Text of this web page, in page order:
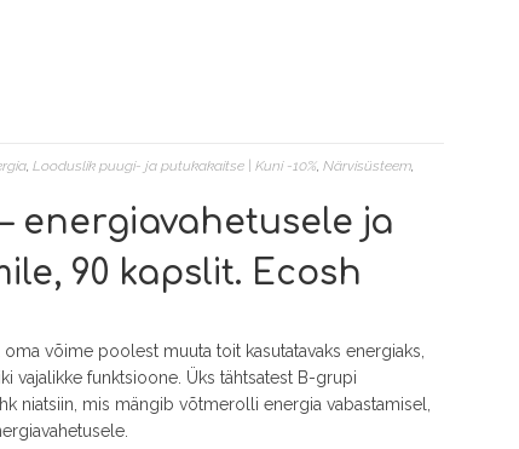
,Looduslik puugi- ja putukakaitse | Kuni -10%,Närvisüsteem,
energiavahetusele ja
90 kapslit. Ecosh
võime poolest muuta toit kasutatavaks energiaks,
vajalikke funktsioone. Üks tähtsatest B-grupi
niatsiin, mis mängib võtmerolli energia vabastamisel,